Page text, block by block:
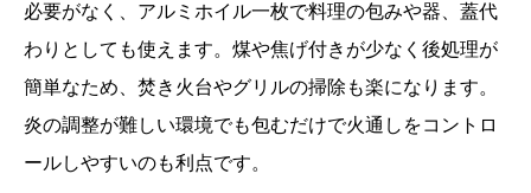
必要がなく、アルミホイル一枚で料理の包みや器、蓋代
わりとしても使えます。煤や焦げ付きが少なく後処理が
簡単なため、焚き火台やグリルの掃除も楽になります。
炎の調整が難しい環境でも包むだけで火通しをコントロ
ールしやすいのも利点です。